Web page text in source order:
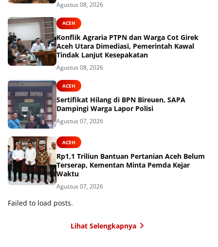
Agustus 08, 2026
ACEH
Konflik Agraria PTPN dan Warga Cot Girek
Aceh Utara Dimediasi, Pemerintah Kawal
Tindak Lanjut Kesepakatan
Agustus 08, 2026
ACEH
Sertifikat Hilang di BPN Bireuen, SAPA
Dampingi Warga Lapor Polisi
Agustus 07, 2026
ACEH
Rp1,1 Triliun Bantuan Pertanian Aceh Belum
Terserap, Kementan Minta Pemda Kejar
Waktu
Agustus 07, 2026
Failed to load posts.
Lihat Selengkapnya